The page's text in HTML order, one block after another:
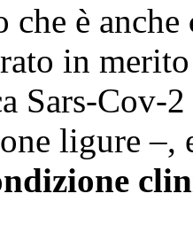
che è anche
in
Sars-Cov-
ligure –,